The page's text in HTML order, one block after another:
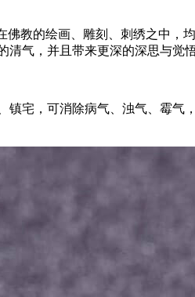
教的绘画、雕刻、刺绣之中
气，并且带来更深的深思与觉悟
宅，可消除病气、浊气、霉